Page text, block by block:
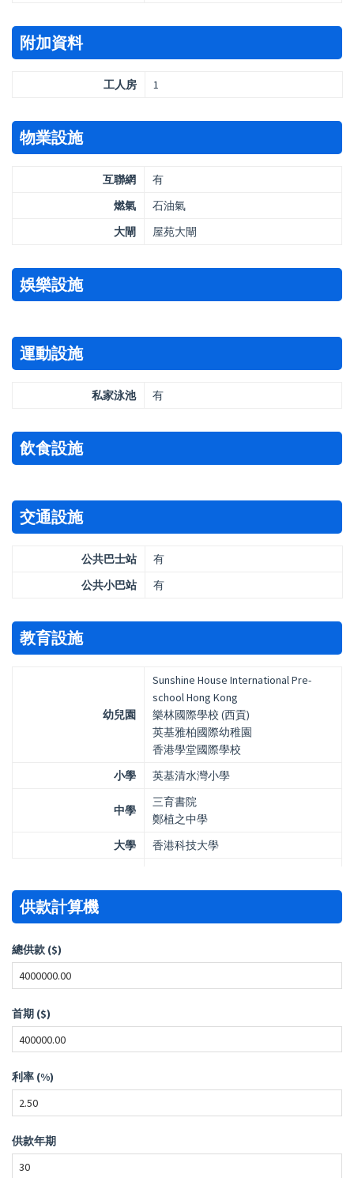
附加資料
工人房 1
物業設施
互聯網
有
燃氣
石油氣
大閘
屋苑大閘
娛樂設施
運動設施
私家泳池 有
飲食設施
交通設施
公共巴士站
有
公共小巴站
有
教育設施
幼兒園
Sunshine House International Pre-
school Hong Kong
樂林國際學校 (西貢)
英基雅柏國際幼稚園
香港學堂國際學校
小學
英基清水灣小學
中學
三育書院
鄭植之中學
大學
香港科技大學
供款計算機
總供款 ($)
首期 ($)
利率 (%)
供款年期